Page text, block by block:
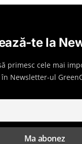
te la
primesc cele mai
Newsletter-ul